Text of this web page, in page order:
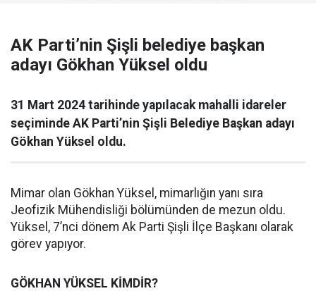
AK Parti’nin Şişli belediye başkan
adayı Gökhan Yüksel oldu
31 Mart 2024 tarihinde yapılacak mahalli idareler
seçiminde AK Parti’nin Şişli Belediye Başkan adayı
Gökhan Yüksel oldu.
Mimar olan Gökhan Yüksel, mimarlığın yanı sıra
Jeofizik Mühendisliği bölümünden de mezun oldu.
Yüksel, 7’nci dönem Ak Parti Şişli İlçe Başkanı olarak
görev yapıyor.
GÖKHAN YÜKSEL KİMDİR?